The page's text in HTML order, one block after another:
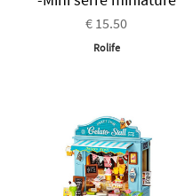
€ 15.50
Rolife